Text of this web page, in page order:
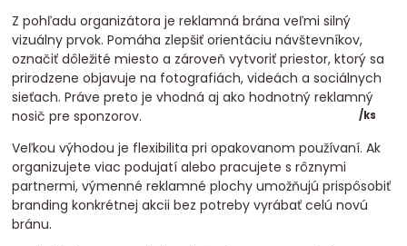
/ks
Z pohľadu organizátora je reklamná brána veľmi silný
vizuálny prvok. Pomáha zlepšiť orientáciu návštevníkov,
označiť dôležité miesto a zároveň vytvoriť priestor, ktorý sa
prirodzene objavuje na fotografiách, videách a sociálnych
sieťach. Práve preto je vhodná aj ako hodnotný reklamný
nosič pre sponzorov.
Veľkou výhodou je flexibilita pri opakovanom používaní. Ak
organizujete viac podujatí alebo pracujete s rôznymi
partnermi, výmenné reklamné plochy umožňujú prispôsobiť
branding konkrétnej akcii bez potreby vyrábať celú novú
bránu.